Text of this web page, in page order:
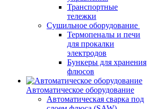
Транспортные
тележки
Сушильное оборудование
Термопеналы и печи
для прокалки
электродов
Бункеры для хранения
флюсов
Автоматическое оборудование
Автоматическая сварка под